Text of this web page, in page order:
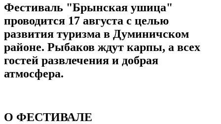
Фестиваль "Брынская ушица"
проводится 17 августа с целью
развития туризма в Думиничском
районе. Рыбаков ждут карпы, а всех
гостей развлечения и добрая
атмосфера.
О ФЕСТИВАЛЕ